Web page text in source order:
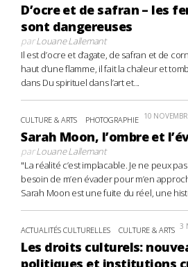
D’ocre et de safran – les
sont dangereuses
parLouane Lallemant
Il est d’ocre et d’agate, de safran et de
haut d’une flamme, il fait la chaleur et
dans Du spirituel dans l’art et...
CULTURE & ARTS PHOTOGRAPHIE 10
Sarah Moon, l’ombre et
parLouane Lallemant
"La réalité c’est implacable. Je ne peux
besoin de m’en évader pour m’en
Sarah Moon est une fuite du réel, une
ACTUALITÉS CULTURELLES CULTURE & ARTS 3
Les droits culturels:
politiques et institutions